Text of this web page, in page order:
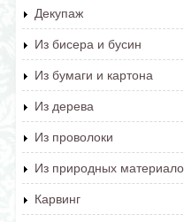
Декупаж
Из бисера и бусин
Из бумаги и картона
Из дерева
Из проволоки
Из природных
Карвинг